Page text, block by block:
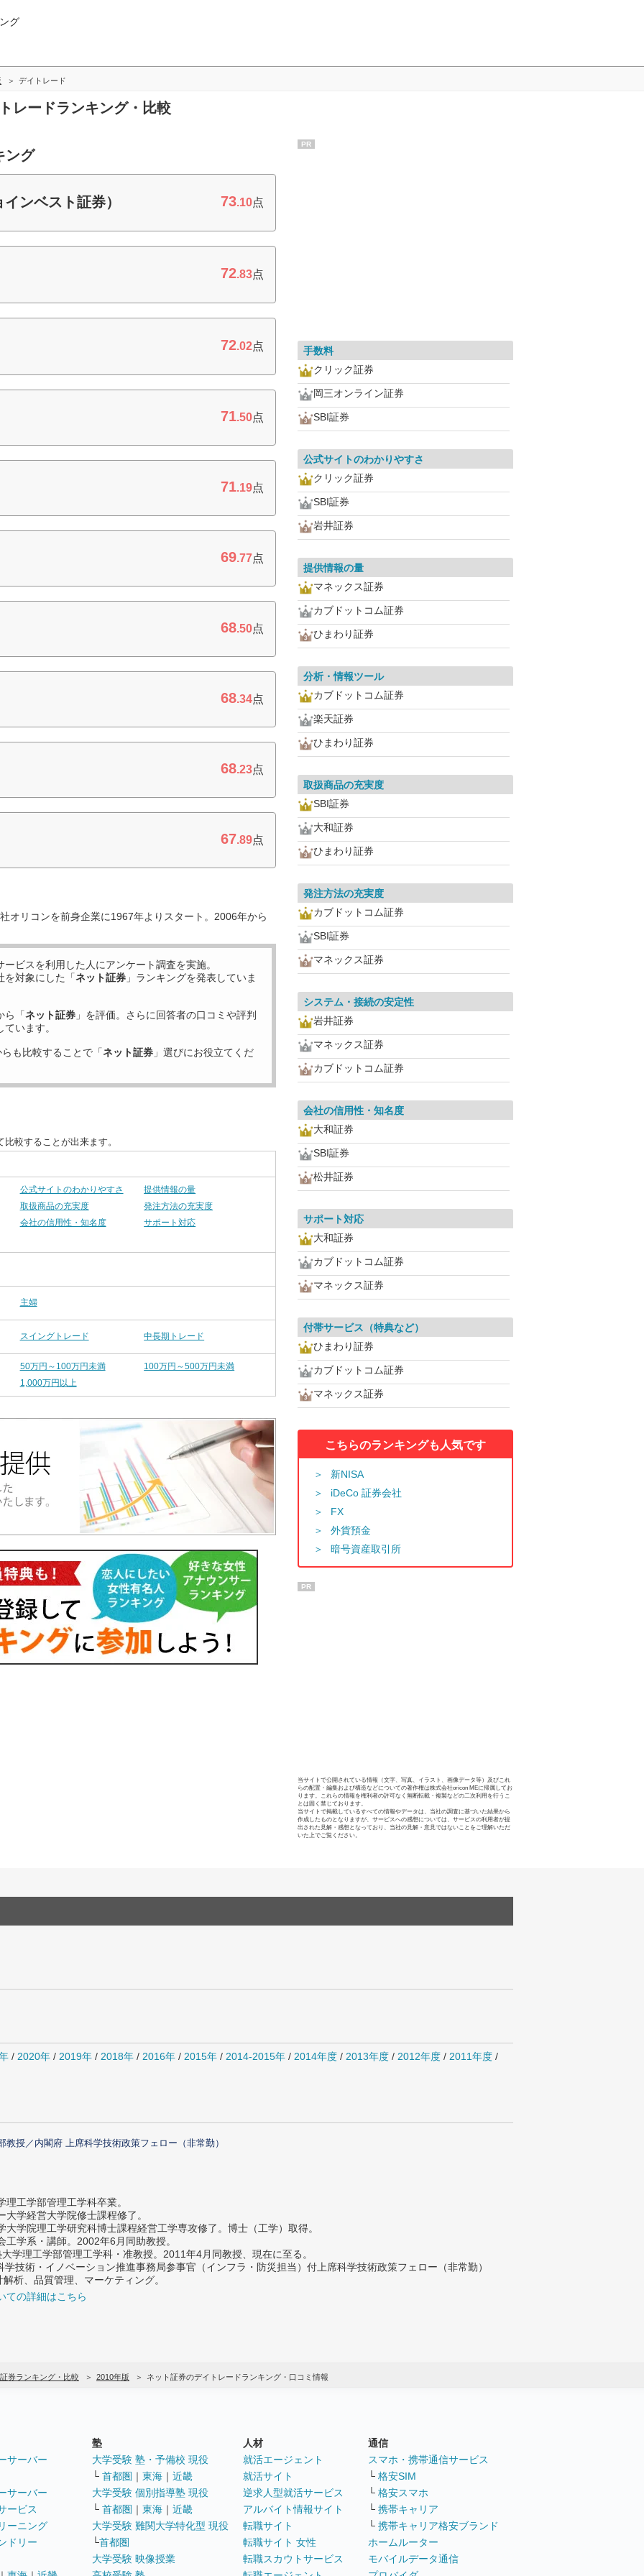
グ
デイトレード
レードランキング・比較
ング
ンベスト証券） 73.10点
72.83点
72.02点
71.50点
71.19点
69.77点
68.50点
68.34点
68.23点
67.89点
オリコンを前身企業に1967年よりスタート。2006年から
ービスを利用した 人にアンケート調査を実施。
を対象にした「ネット証券 」ランキングを発表していま
ら「ネット証券 」を評価。さらに回答者の口コミや評判
います。
も比較することで「ネット証券 」選びにお役立てくだ
較することが出来ます。
公式サイトのわかりやすさ
提供情報の量
取扱商品の充実度
発注方法の充実度
会社の信用性・知名度
サポート対応
主婦
スイングトレード 中長期トレード
50万円～100万円未満
100万円～500万円未満
1,000万円以上
PR
手数料
クリック証券
岡三オンライン証券
SBI証券
公式サイトのわかりやすさ
クリック証券
SBI証券
岩井証券
提供情報の量
マネックス証券
カブドットコム証券
ひまわり証券
分析・情報ツール
カブドットコム証券
楽天証券
ひまわり証券
取扱商品の充実度
SBI証券
大和証券
ひまわり証券
発注方法の充実度
カブドットコム証券
SBI証券
マネックス証券
システム・接続の安定性
岩井証券
マネックス証券
カブドットコム証券
会社の信用性・知名度
大和証券
SBI証券
松井証券
サポート対応
大和証券
カブドットコム証券
マネックス証券
付帯サービス（特典など）
ひまわり証券
カブドットコム証券
マネックス証券
こちらのランキングも人気です
新NISA
iDeCo 証券会社
FX
外貨預金
暗号資産取引所
PR
当サイトで公開されている情報（文字、写真、イラスト、画像データ等）及びこれ
らの配置・編集および構造などについての著作権は株式会社oricon MEに帰属してお
ります。これらの情報を権利者の許可なく無断転載・複製などの二次利用を行うこ
とは固く禁じております。
当サイトで掲載しているすべての情報やデータは、当社の調査に基づいた結果から
作成したものとなりますが、サービスへの感想については、サービスの利用者が提
出された見解・感想となっており、当社の見解・意見ではないことをご理解いただ
いた上でご覧ください。
/ 2020年 / 2019年 / 2018年 / 2016年 / 2015年 / 2014-2015年 / 2014年度 / 2013年度 / 2012年度 / 2011年度 /
教授／内閣府 上席科学技術政策フェロー（非常勤）
工学部管理工学科卒業。
学経営大学院修士課程修了。
大学院理工学研究科博士課程経営工学専攻修了。博士（工学）取得。
工学系・講師。2002年6月同助教授。
学理工学部管理工学科・准教授。2011年4月同教授、現在に至る。
技術・イノベーション推進事務局参事官（インフラ・防災担当）付上席科学技術政策フェロー（非常勤）
析、品質管理、マーケティング。
の詳細はこちら
券ランキング・比較 2010年版 ネット証券のデイトレードランキング・口コミ情報
サーバー
サーバー
ービス
ーニング
ドリー
塾
大学受験 塾・予備校 現役
└ 首都圏 ｜ 東海 ｜ 近畿
大学受験 個別指導塾 現役
└ 首都圏 ｜ 東海 ｜ 近畿
大学受験 難関大学特化型 現役
└首都圏
大学受験 映像授業
人材
就活エージェント
就活サイト
逆求人型就活サービス
アルバイト情報サイト
転職サイト
転職サイト 女性
転職スカウトサービス
通信
スマホ・携帯通信サービス
└ 格安SIM
└ 格安スマホ
└ 携帯キャリア
└ 携帯キャリア格安ブランド
ホームルーター
モバイルデータ通信